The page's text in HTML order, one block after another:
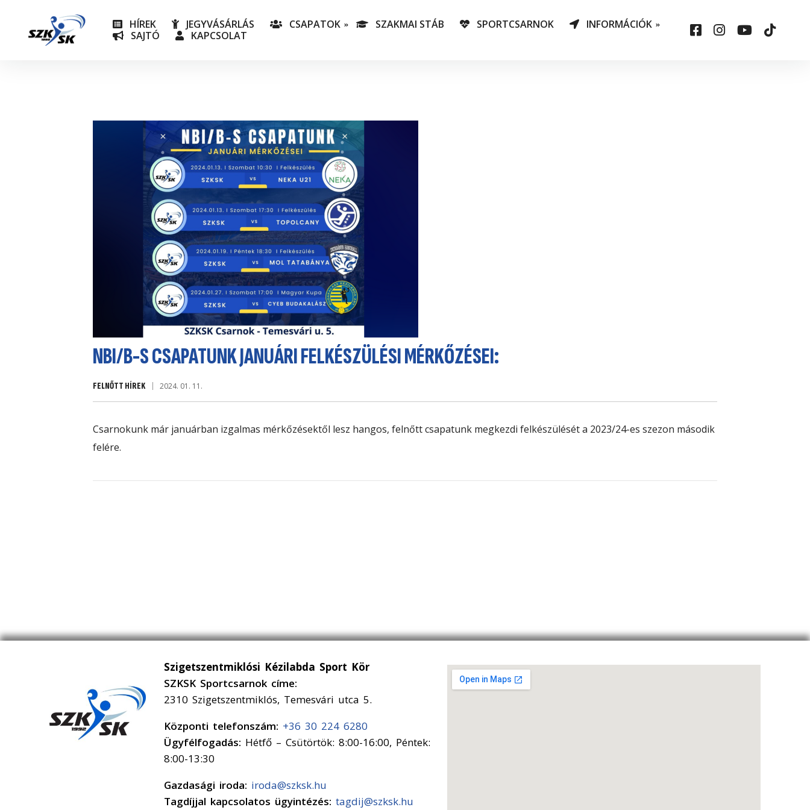
HÍREK JEGYVÁSÁRLÁS CSAPATOK SZAKMAI STÁB SPORTCSARNOK INFORMÁCIÓK
SAJTÓ KAPCSOLAT
NBI/B-S CSAPATUNK JANUÁRI FELKÉSZÜLÉSI MÉRKŐZÉSEI:
FELNŐTT HÍREK 2024. 01. 11.
Csarnokunk már januárban izgalmas mérkőzésektől lesz hangos, felnőtt csapatunk megkezdi felkészülését a 2023/24-es szezon második
felére.
Szigetszentmiklósi Kézilabda Sport Kör
SZKSK Sportcsarnok címe:
2310 Szigetszentmiklós, Temesvári utca 5.
Központi telefonszám: +36 30 224 6280
Ügyfélfogadás: Hétfő – Csütörtök: 8:00-16:00, Péntek:
8:00-13:30
Gazdasági iroda: iroda@szksk.hu
Tagdíjjal kapcsolatos ügyintézés: tagdij@szksk.hu